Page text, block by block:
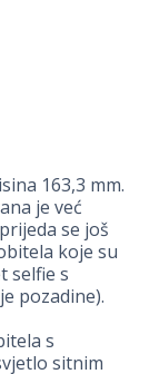
163,3 mm.
je već
se još
koje su
selfie s
pozadine).
s
sitnim